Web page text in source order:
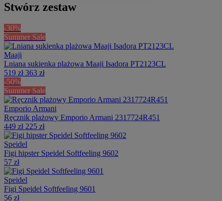
Stwórz zestaw
-30%
Summer Sale
Maaji
Lniana sukienka plażowa Maaji Isadora PT2123CL
519 zł 363 zł
-50%
Summer Sale
Emporio Armani
Ręcznik plażowy Emporio Armani 2317724R451
449 zł 225 zł
Speidel
Figi hipster Speidel Softfeeling 9602
57 zł
Speidel
Figi Speidel Softfeeling 9601
56 zł